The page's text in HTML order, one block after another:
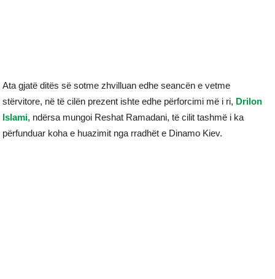
Ata gjatë ditës së sotme zhvilluan edhe seancën e vetme
stërvitore, në të cilën prezent ishte edhe përforcimi më i ri, Drilon
Islami, ndërsa mungoi Reshat Ramadani, të cilit tashmë i ka
përfunduar koha e huazimit nga rradhët e Dinamo Kiev.